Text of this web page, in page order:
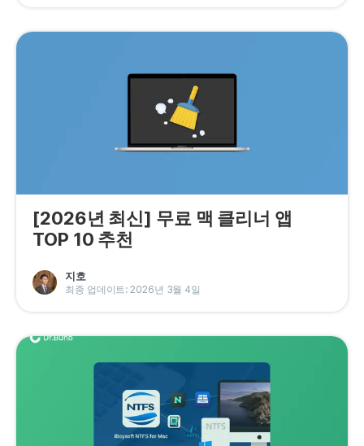
[2026년 최신] 무료 맥 클리너 앱
TOP 10 추천
지호
최종 업데이트: 2026년 3월 4일